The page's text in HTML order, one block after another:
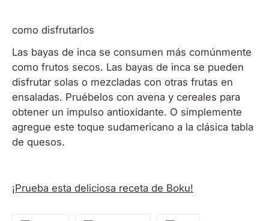
como disfrutarlos
Las bayas de inca se consumen más comúnmente
como frutos secos. Las bayas de inca se pueden
disfrutar solas o mezcladas con otras frutas en
ensaladas. Pruébelos con avena y cereales para
obtener un impulso antioxidante. O simplemente
agregue este toque sudamericano a la clásica tabla
de quesos.
¡Prueba esta deliciosa receta de Boku!